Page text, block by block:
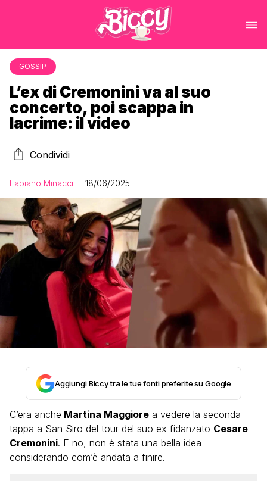
GOSSIP
L’ex di Cremonini va al suo
concerto, poi scappa in
lacrime: il video
Condividi
Fabiano Minacci 18/06/2025
Aggiungi Biccy tra le tue fonti preferite su Google
C’era anche Martina Maggiore a vedere la seconda
tappa a San Siro del tour del suo ex fidanzato Cesare
Cremonini. E no, non è stata una bella idea
considerando com’è andata a finire.